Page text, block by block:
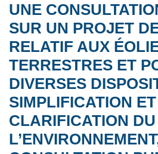
UNE
SUR UN PROJET
RELATIF AUX
TERRESTRES ET
DIVERSES
SIMPLIFICATION
CLARIFICATION